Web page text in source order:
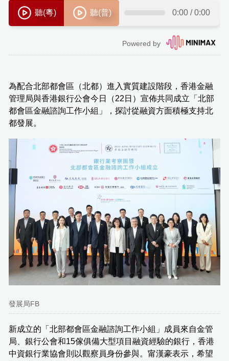
為配合北部都會區（北都）進入實質建設階段，香港金融
管理局與香港銀行公會今日（22日）宣佈共同成立「北部
都會區金融諮詢工作小組」，探討從融資方面積極支持北
都發展。
發展局FB
新成立的「北部都會區金融諮詢工作小組」成員來自金管
局、銀行公會和15傢俱備大型項目融資經驗的銀行，香港
中資銀行業協會則以觀察員身份參與。甯漢豪表示，希望